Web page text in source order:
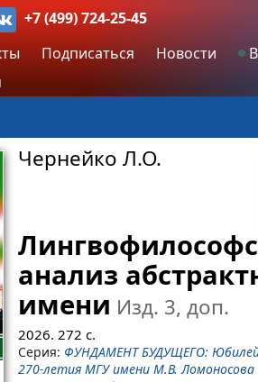
+7 (499) 724-25-45
Подписаться Новости
Чернейко Л.О.
анализ
имени Изд. 3, доп.
2026. 272 с.
Серия: ФУНДАМЕНТ БУДУЩЕГО:
270-летия МГУ имени М.В. Ломоносова